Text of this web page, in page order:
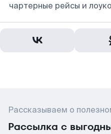
чартерные рейсы и
Рассказываем о
Рассылка с